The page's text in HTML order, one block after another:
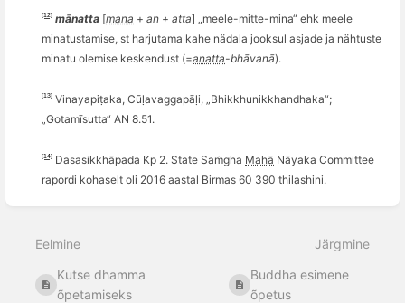
[12] mānatta [mana + an + atta] „meele-mitte-mina“ ehk meele
minatustamise, st harjutama kahe nädala jooksul asjade ja nähtuste
minatu olemise keskendust (=anatta-bhāvanā).
[13] Vinayapiṭaka, Cūḷavaggapāḷi, „ Bhikkhunikkhandhaka“;
Gotamīsutta“ AN 8.51.
[14] Dasasikkhāpada Kp 2. State Saṁgha Mahā Nāyaka Committee
rapordi kohaselt oli 2016 aastal Birmas 60 390 thilashini.
valiku
Eelmine
Kutse dhamma
õpetamiseks
Järgmine
Buddha esimene
õpetus